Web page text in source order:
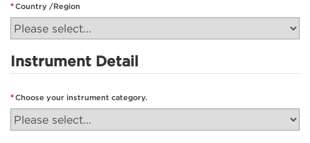
Country /Region
Instrument Detail
Choose your instrument category.